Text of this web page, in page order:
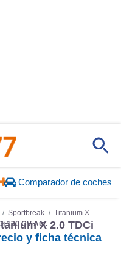
Comparador de coches
Sportbreak
Titanium X
130 CV Aut.X 2.0 TDCi
y ficha técnica